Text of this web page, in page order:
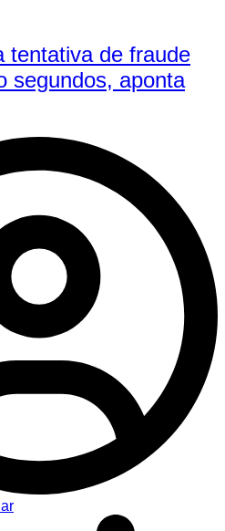
tentativa de fraude
segundos, aponta